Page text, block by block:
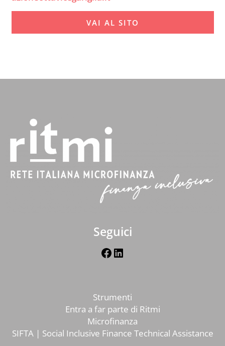
VAI AL SITO
Seguici
Facebook
Strumenti
Entra a far parte di Ritmi
Microfinanza
SIFTA | Social Inclusive Finance Technical Assistance